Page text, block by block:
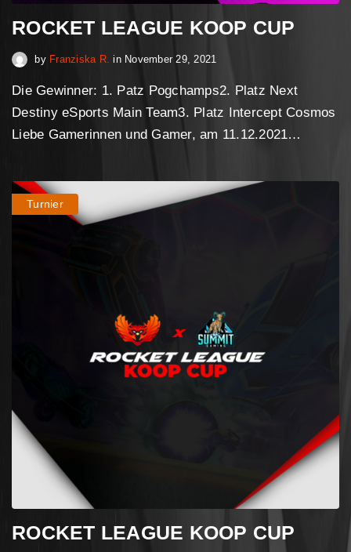
ROCKET LEAGUE KOOP CUP
by Franziska R. in November 29, 2021
Die Gewinner: 1. Patz Pogchamps2. Platz Next
Destiny eSports Main Team3. Platz Intercept Cosmos
Liebe Gamerinnen und Gamer, am 11.12.2021…
Turnier
ROCKET LEAGUE KOOP CUP